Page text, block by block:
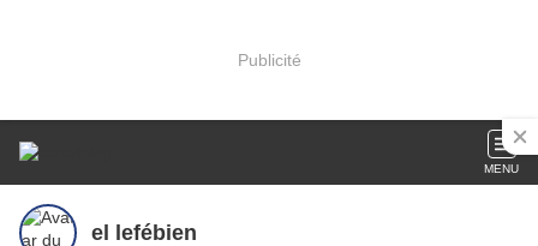
Publicité
MENU
el lefébien